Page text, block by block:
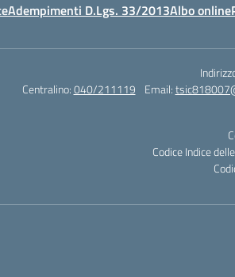
Adempimenti D.Lgs. 33/2013Albo online
Centralino:040/211119 Email:
Codice Indice